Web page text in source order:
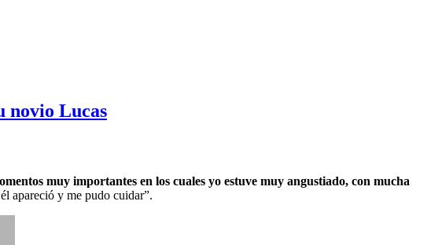
novio Lucas
muy importantes en los cuales yo estuve muy angustiado, con mucha
apareció y me pudo cuidar”.